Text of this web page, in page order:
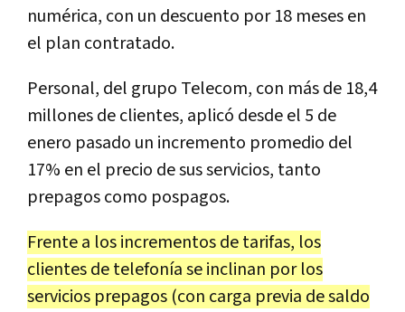
numérica, con un descuento por 18 meses en
el plan contratado.
Personal, del grupo Telecom, con más de 18,4
millones de clientes, aplicó desde el 5 de
enero pasado un incremento promedio del
17% en el precio de sus servicios, tanto
prepagos como pospagos.
Frente a los incrementos de tarifas, los
clientes de telefonía se inclinan por los
servicios prepagos (con carga previa de saldo